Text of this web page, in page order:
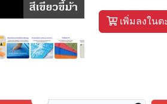
เพิ่มลงใน